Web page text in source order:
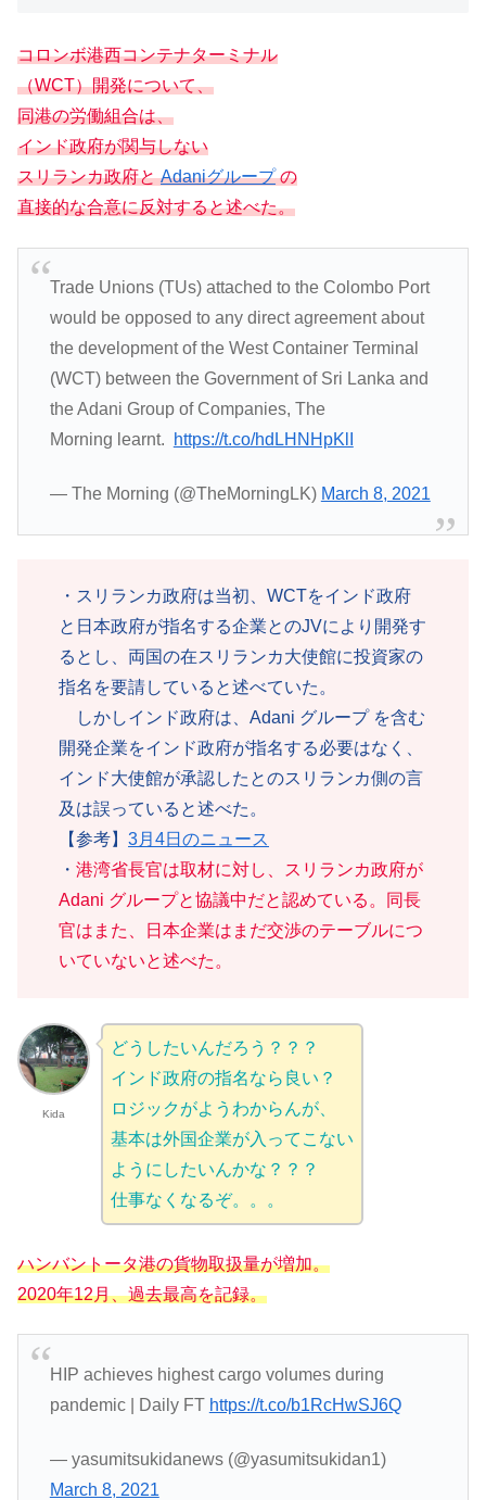
コロンボ港西コンテナターミナル
（WCT）開発について、
同港の労働組合は、
インド政府が関与しない
スリランカ政府とAdaniグループの
直接的な合意に反対すると述べた。
Trade Unions (TUs) attached to the Colombo Port
would be opposed to any direct agreement about
the development of the West Container Terminal
(WCT) between the Government of Sri Lanka and
the Adani Group of Companies, The
Morning learnt.
https://t.co/hdLHNHpKlI
— The Morning (@TheMorningLK) March 8, 2021
・スリランカ政府は当初、WCTをインド政府
と日本政府が指名する企業とのJVにより開発す
るとし、両国の在スリランカ大使館に投資家の
指名を要請していると述べていた。
しかしインド政府は、Adani グループ を含む
開発企業をインド政府が指名する必要はなく、
インド大使館が承認したとのスリランカ側の言
及は誤っていると述べた。
【参考】 3月4日のニュース
・ 港湾省長官は取材に対し、スリランカ政府が
Adani グループと協議中だと認めている。同長
官はまた、日本企業はまだ交渉のテーブルにつ
いていないと述べた。
Kida
どうしたいんだろう？？？
インド政府の指名なら良い？
ロジックがようわからんが、
基本は外国企業が入ってこない
ようにしたいんかな？？？
仕事なくなるぞ。。。
ハンバントータ港の貨物取扱量が増加。
2020年12月、過去最高を記録。
HIP achieves highest cargo volumes during
pandemic | Daily FT https://t.co/b1RcHwSJ6Q
— yasumitsukidanews (@yasumitsukidan1)
March 8, 2021